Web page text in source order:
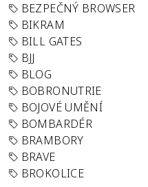
BEZPEČNÝ BROWSER
BIKRAM
BILL GATES
BJJ
BLOG
BOBRONUTRIE
BOJOVÉ UMĚNÍ
BOMBARDÉR
BRAMBORY
BRAVE
BROKOLICE